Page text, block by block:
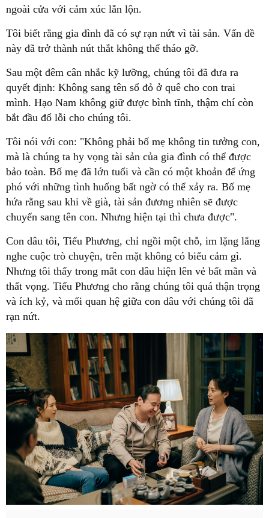
ngoài cửa với cảm xúc lẫn lộn.
Tôi biết rằng gia đình đã có sự rạn nứt vì tài sản. Vấn đề
này đã trở thành nút thắt không thể tháo gỡ.
Sau một đêm cân nhắc kỹ lưỡng, chúng tôi đã đưa ra
quyết định: Không sang tên sổ đỏ ở quê cho con trai
mình. Hạo Nam không giữ được bình tĩnh, thậm chí còn
bắt đầu đổ lỗi cho chúng tôi.
Tôi nói với con: "Không phải bố mẹ không tin tưởng con,
mà là chúng ta hy vọng tài sản của gia đình có thể được
bảo toàn. Bố mẹ đã lớn tuổi và cần có một khoản để ứng
phó với những tình huống bất ngờ có thể xảy ra. Bố mẹ
hứa rằng sau khi về già, tài sản đương nhiên sẽ được
chuyển sang tên con. Nhưng hiện tại thì chưa được".
Con dâu tôi, Tiểu Phương, chỉ ngồi một chỗ, im lặng lắng
nghe cuộc trò chuyện, trên mặt không có biểu cảm gì.
Nhưng tôi thấy trong mắt con dâu hiện lên vẻ bất mãn và
thất vọng. Tiểu Phương cho rằng chúng tôi quá thận trọng
và ích kỷ, và mối quan hệ giữa con dâu với chúng tôi đã
rạn nứt.